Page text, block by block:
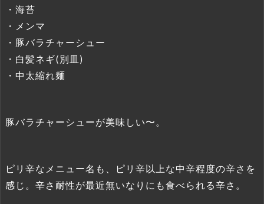
・海苔
・メンマ
・豚バラチャーシュー
・白髪ネギ(別皿)
・中太縮れ麺
豚バラチャーシューが美味しい〜。
ピリ辛なメニュー名も、ピリ辛以上な中辛程度の辛さを
感じ。辛さ耐性が最近無いなりにも食べられる辛さ。